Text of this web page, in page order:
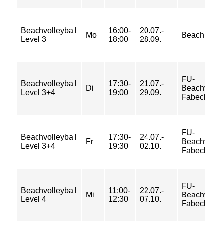
Beachvolleyball
Level 3
Mo
16:00-
18:00
20.07.-
28.09.
BeachMitte
Beachvolleyball
Level 3+4
Di
17:30-
19:00
21.07.-
29.09.
FU-
Beachvolleyball
Level 3+4
Fr
17:30-
19:30
24.07.-
02.10.
FU-
Beachvolleyball
Level 4
Mi
11:00-
12:30
22.07.-
07.10.
FU-